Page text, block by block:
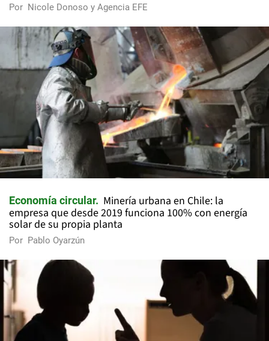
Por Nicole Donoso y Agencia EFE
Economía circular
Minería urbana en Chile: la
empresa que desde 2019 funciona 100% con energía
solar de su propia planta
Por Pablo Oyarzún